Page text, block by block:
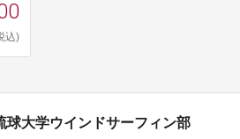
込)
球大学ウインドサーフィン部